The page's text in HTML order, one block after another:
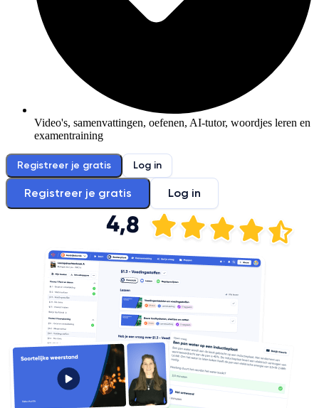
Video's, samenvattingen, oefenen, AI-tutor, woordjes leren en
examentraining
Registreer je gratis Log in
Registreer je gratis Log in